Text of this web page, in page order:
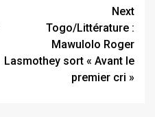
Next
Togo/Littérature :
Mawulolo Roger
Lasmothey sort « Avant le
premier cri »